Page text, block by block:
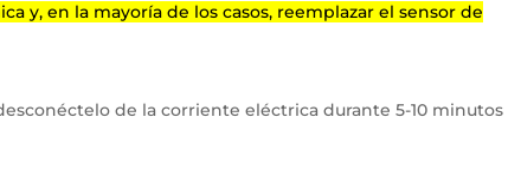
y, en la mayoría de los casos, reemplazar el sensor de
de la corriente eléctrica durante 5-10 minutos